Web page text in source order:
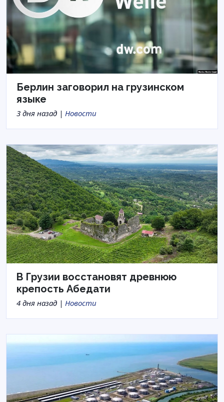
Берлин заговорил на грузинском
языке
3 дня назад | Новости
В Грузии восстановят древнюю
крепость Абедати
4 дня назад | Новости